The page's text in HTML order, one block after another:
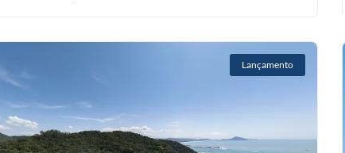
Lançamento